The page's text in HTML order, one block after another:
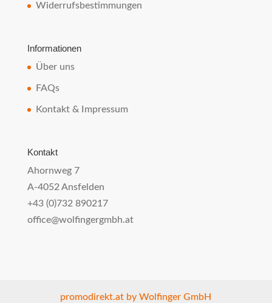
Widerrufsbestimmungen
Informationen
Über uns
FAQs
Kontakt & Impressum
Kontakt
Ahornweg 7
A-4052 Ansfelden
+43 (0)732 890217
office@wolfingergmbh.at
promodirekt.at by Wolfinger GmbH